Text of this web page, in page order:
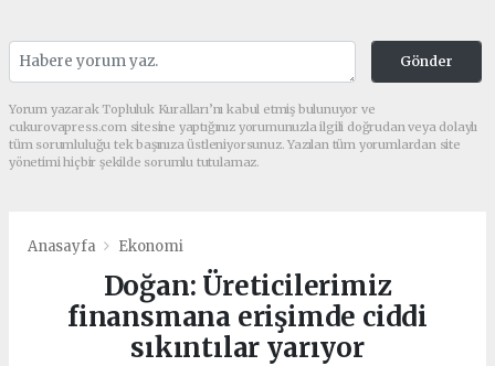
Gönder
Yorum yazarak Topluluk Kuralları’nı kabul etmiş bulunuyor ve
cukurovapress.com sitesine yaptığınız yorumunuzla ilgili doğrudan veya dolaylı
tüm sorumluluğu tek başınıza üstleniyorsunuz. Yazılan tüm yorumlardan site
yönetimi hiçbir şekilde sorumlu tutulamaz.
Anasayfa Ekonomi
Doğan: Üreticilerimiz
finansmana erişimde ciddi
sıkıntılar yarıyor